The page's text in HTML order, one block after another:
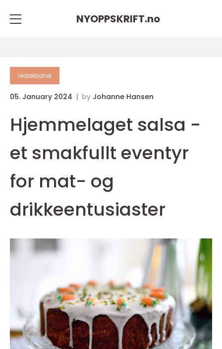
NYOPPSKRIFT.no
redaktionel
05. January 2024 by Johanne Hansen
Hjemmelaget salsa -
et smakfullt eventyr
for mat- og
drikkeentusiaster